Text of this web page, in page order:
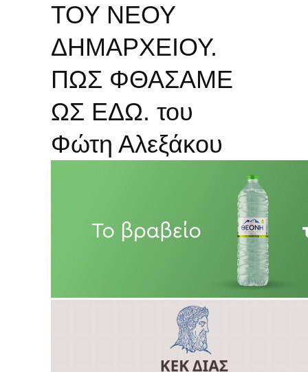
ΤΟΥ ΝΕΟΥ
ΔΗΜΑΡΧΕΙΟΥ.
ΠΩΣ ΦΘΑΣΑΜΕ
ΩΣ ΕΔΩ. του
Φώτη Αλεξάκου